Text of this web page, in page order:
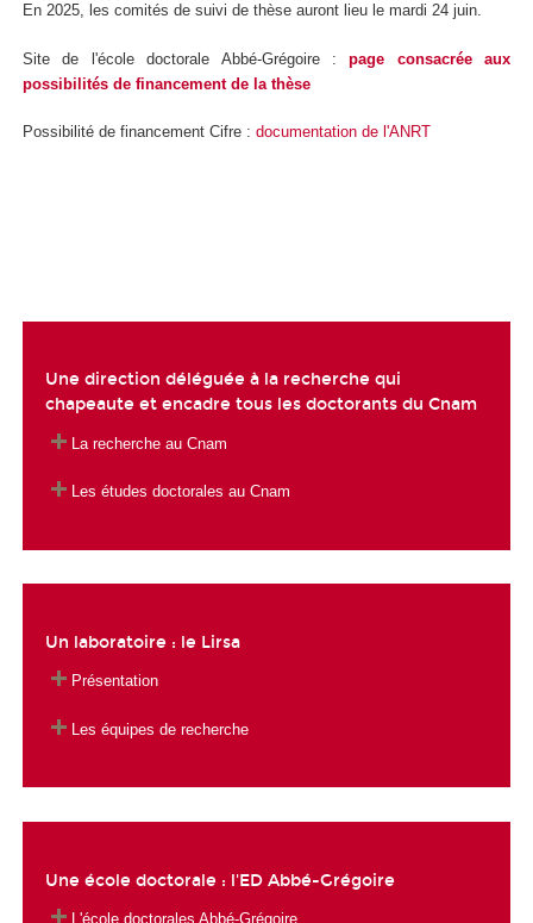
En 2025, les comités de suivi de thèse auront lieu le mardi 24 juin.
Site de l'école doctorale Abbé-Grégoire :page consacrée aux
possibilités de financement de la thèse
Possibilité de financement Cifre : documentation de l'ANRT
Une direction déléguée à la recherche qui
chapeaute et encadre tous les doctorants du Cnam
La recherche au Cnam
Les études doctorales au Cnam
Un laboratoire : le Lirsa
Présentation
Les équipes de recherche
Une école doctorale : l'ED Abbé-Grégoire
L'école doctorales Abbé-Grégoire